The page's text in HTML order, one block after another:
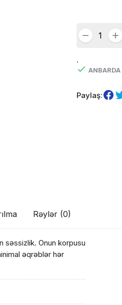
.
ANBARDA
Paylaş:
Rəylər (0)
səssizlik. Onun korpusu
əqrəblər hər